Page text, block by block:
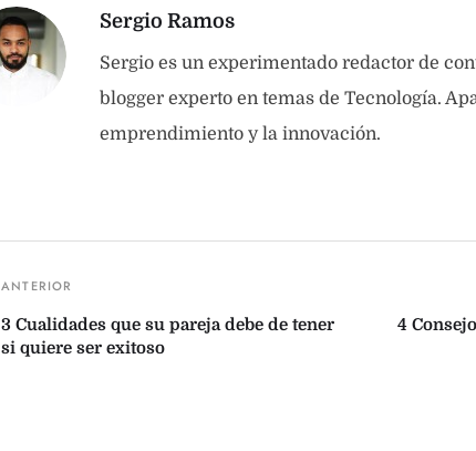
Sergio Ramos
Sergio es un experimentado redactor de
blogger experto en temas de Tecnología.
emprendimiento y la innovación.
3 Cualidades que su pareja debe de tener
si quiere ser exitoso
4